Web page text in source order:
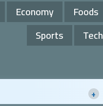
Economy Foods
Sports
Tech
+